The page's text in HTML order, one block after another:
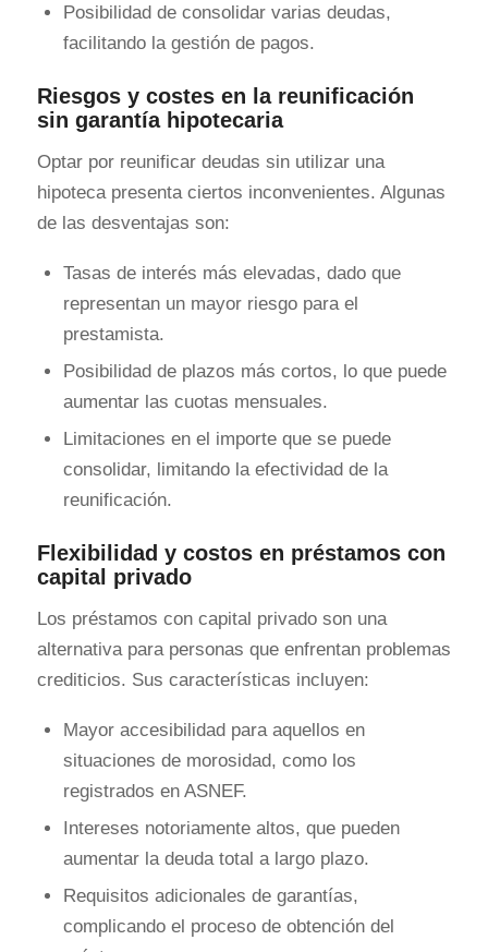
Posibilidad de consolidar varias deudas,
facilitando la gestión de pagos.
Riesgos y costes en la reunificación
sin garantía hipotecaria
Optar por reunificar deudas sin utilizar una
hipoteca presenta ciertos inconvenientes. Algunas
de las desventajas son:
Tasas de interés más elevadas, dado que
representan un mayor riesgo para el
prestamista.
Posibilidad de plazos más cortos, lo que puede
aumentar las cuotas mensuales.
Limitaciones en el importe que se puede
consolidar, limitando la efectividad de la
reunificación.
Flexibilidad y costos en préstamos con
capital privado
Los préstamos con capital privado son una
alternativa para personas que enfrentan problemas
crediticios. Sus características incluyen:
Mayor accesibilidad para aquellos en
situaciones de morosidad, como los
registrados en ASNEF.
Intereses notoriamente altos, que pueden
aumentar la deuda total a largo plazo.
Requisitos adicionales de garantías,
complicando el proceso de obtención del